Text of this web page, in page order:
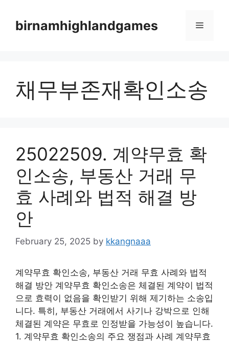
contentbirnamhighlandgames Menu
채무부존재확인소송
25022509. 계약무효 확
인소송, 부동산 거래 무
효 사례와 법적 해결 방
안
February 25, 2025 by kkangnaaa
계약무효 확인소송, 부동산 거래 무효 사례와 법적
해결 방안 계약무효 확인소송은 체결된 계약이 법적
으로 효력이 없음을 확인받기 위해 제기하는 소송입
니다. 특히, 부동산 거래에서 사기나 강박으로 인해
체결된 계약은 무효로 인정받을 가능성이 높습니다.
1. 계약무효 확인소송의 주요 쟁점과 사례 계약무효